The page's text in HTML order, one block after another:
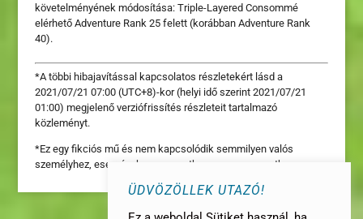
követelményének módosítása: Triple-Layered Consommé
elérhető Adventure Rank 25 felett (korábban Adventure Rank
40).
*A többi hibajavítással kapcsolatos részletekért lásd a
2021/07/21 07:00 (UTC+8)-kor (helyi idő szerint 2021/07/21
01:00) megjelenő verziófrissítés részleteit tartalmazó
közleményt.
*Ez egy fikciós mű és nem kapcsolódik semmilyen valós
személyhez, eseményhez, csoporthoz vagy szervezethez.
ÜDVÖZÖLLEK UTAZÓ!